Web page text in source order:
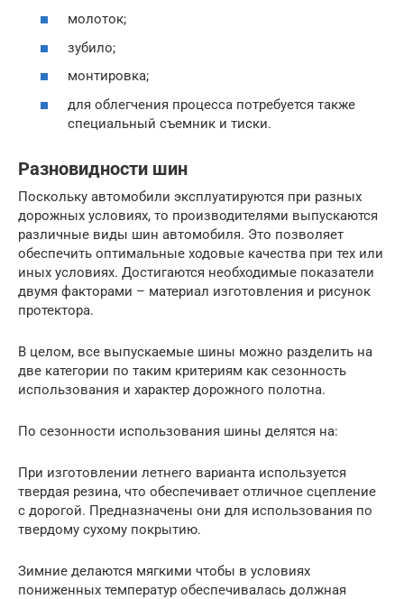
молоток;
зубило;
монтировка;
для облегчения процесса потребуется также
специальный съемник и тиски.
Разновидности шин
Поскольку автомобили эксплуатируются при разных
дорожных условиях, то производителями выпускаются
различные виды шин автомобиля. Это позволяет
обеспечить оптимальные ходовые качества при тех или
иных условиях. Достигаются необходимые показатели
двумя факторами – материал изготовления и рисунок
протектора.
В целом, все выпускаемые шины можно разделить на
две категории по таким критериям как сезонность
использования и характер дорожного полотна.
По сезонности использования шины делятся на:
При изготовлении летнего варианта используется
твердая резина, что обеспечивает отличное сцепление
с дорогой. Предназначены они для использования по
твердому сухому покрытию.
Зимние делаются мягкими чтобы в условиях
пониженных температур обеспечивалась должная